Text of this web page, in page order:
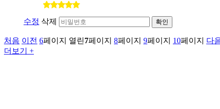
수정 삭제 확인
처음 이전 6페이지 열린7페이지 8페이지 9페이지 10페이지
다
더보기 +